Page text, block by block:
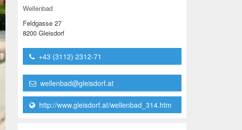
Wellenbad
Feldgasse 27
8200 Gleisdorf
+43 (3112) 2312-71
wellenbad@gleisdorf.at
http://www.gleisdorf.at/wellenbad_314.htm